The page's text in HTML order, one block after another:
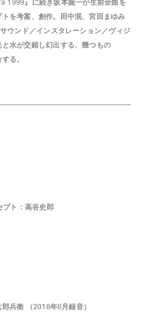
1999』に続き坂本龍一が生前全曲を
を考案、創作。田中泯、宮田まゆみ
ウンド／インスタレーション／ヴィジ
水が交錯し幻出する、幾つもの
る。
プト：高谷史郎
兵衛 （2018年6月録音）